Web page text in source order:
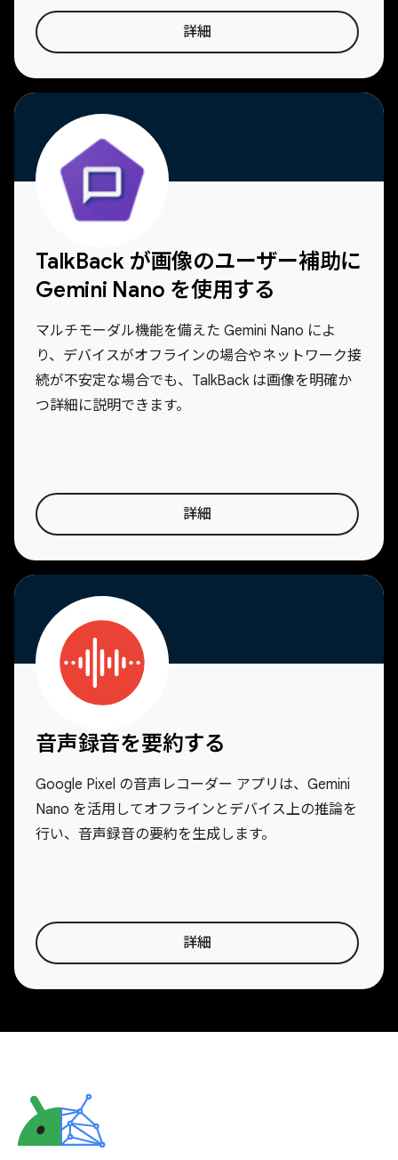
詳細
TalkBack が画像のユーザー補助に
Gemini Nano を使用する
マルチモーダル機能を備えた Gemini Nano によ
り、デバイスがオフラインの場合やネットワーク接
続が不安定な場合でも、TalkBack は画像を明確か
つ詳細に説明できます。
詳細
音声録音を要約する
Google Pixel の音声レコーダー アプリは、Gemini
Nano を活用してオフラインとデバイス上の推論を
行い、音声録音の要約を生成します。
詳細